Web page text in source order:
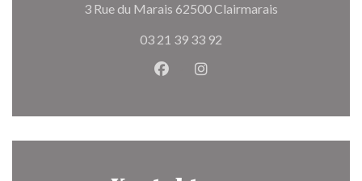
3 Rue du Marais 62500 Clairmarais
03 21 39 33 92
Facebook ((öppnas i ett nytt
Instagram ((öppnas i ett